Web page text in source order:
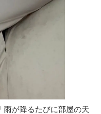
雨が降るたびに部屋の天